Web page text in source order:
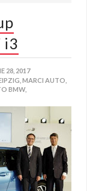
i3
28, 2017
MARCI AUTO,
BMW,